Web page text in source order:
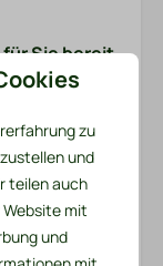
Sie bereit
ein
Sie sowohl
Zusätzlich
ein
ein Müllsack,
zu
und
teilen auch
mit
und